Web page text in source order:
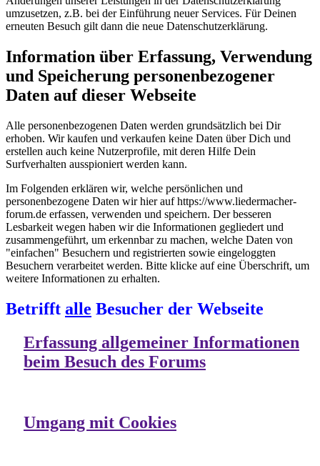
umzusetzen, z.B. bei der Einführung neuer Services. Für Deinen
erneuten Besuch gilt dann die neue Datenschutzerklärung.
Information über Erfassung, Verwendung
und Speicherung personenbezogener
Daten auf dieser Webseite
Alle personenbezogenen Daten werden grundsätzlich bei Dir
erhoben. Wir kaufen und verkaufen keine Daten über Dich und
erstellen auch keine Nutzerprofile, mit deren Hilfe Dein
Surfverhalten ausspioniert werden kann.
Im Folgenden erklären wir, welche persönlichen und
personenbezogene Daten wir hier auf https://www.liedermacher-
forum.de erfassen, verwenden und speichern. Der besseren
Lesbarkeit wegen haben wir die Informationen gegliedert und
zusammengeführt, um erkennbar zu machen, welche Daten von
"einfachen" Besuchern und registrierten sowie eingeloggten
Besuchern verarbeitet werden. Bitte klicke auf eine Überschrift, um
weitere Informationen zu erhalten.
Betrifft alle Besucher der Webseite
Erfassung allgemeiner Informationen
beim Besuch des Forums
Umgang mit Cookies